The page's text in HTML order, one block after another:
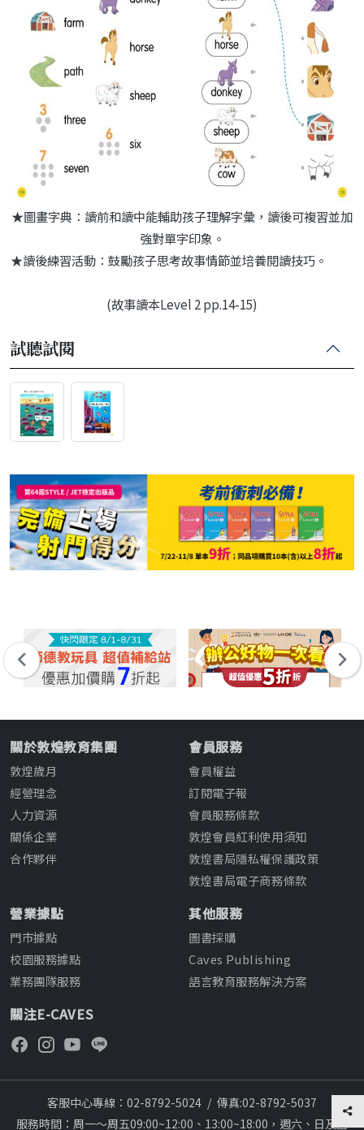
★圖畫字典：讀前和讀中能輔助孩子理解字彙，讀後可複習並加
強對單字印象。
★讀後練習活動：鼓勵孩子思考故事情節並培養閱讀技巧。
(故事讀本Level 2 pp.14-15)
試聽試閱
關於敦煌教育集團
敦煌歲月
經營理念
人力資源
關係企業
合作夥伴
會員服務
會員權益
訂閱電子報
會員服務條款
敦煌會員紅利使用須知
敦煌書局隱私權保護政策
敦煌書局電子商務條款
營業據點
門市據點
校園服務據點
業務團隊服務
其他服務
圖書採購
Caves Publishing
語言教育服務解決方案
關注E-CAVES
客服中心專線：02-8792-5024 / 傳真:02-8792-5037
服務時間：周一～周五09:00~12:00、13:00~18:00，週六、日及國